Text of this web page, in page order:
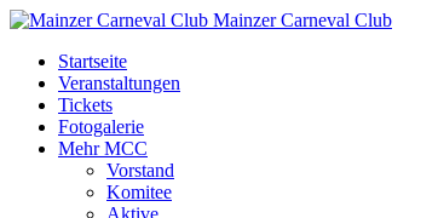
Mainzer Carneval Club
Startseite
Veranstaltungen
Tickets
Fotogalerie
Mehr MCC
Vorstand
Komitee
Aktive